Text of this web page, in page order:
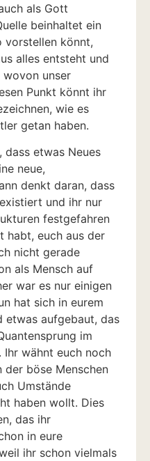
als Gott
beinhaltet ein
vorstellen könnt,
alles entsteht und
wovon unser
Punkt könnt ihr
wie es
getan haben.
dass etwas Neues
neue,
denkt daran, dass
und ihr nur
festgefahren
habt, euch aus der
nicht gerade
als Mensch auf
war es nur einigen
hat sich in eurem
etwas aufgebaut, das
im
Ihr wähnt euch noch
der böse Menschen
Umstände
haben wollt. Dies
das ihr
in eure
ihr schon vielmals